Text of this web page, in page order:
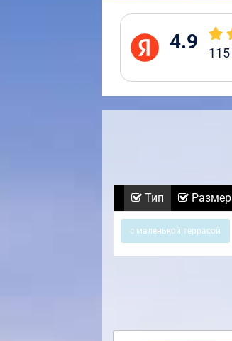
4.9 115
Тип Размер
с маленькой террасой